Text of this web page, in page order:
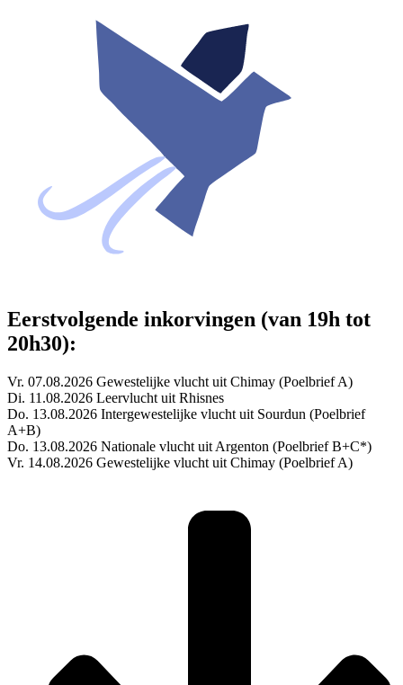
Eerstvolgende inkorvingen (van 19h tot
20h30):
Vr. 07.08.2026 Gewestelijke vlucht uit Chimay (Poelbrief A)
Di. 11.08.2026 Leervlucht uit Rhisnes
Do. 13.08.2026 Intergewestelijke vlucht uit Sourdun (Poelbrief
A+B)
Do. 13.08.2026 Nationale vlucht uit Argenton (Poelbrief B+C*)
Vr. 14.08.2026 Gewestelijke vlucht uit Chimay (Poelbrief A)